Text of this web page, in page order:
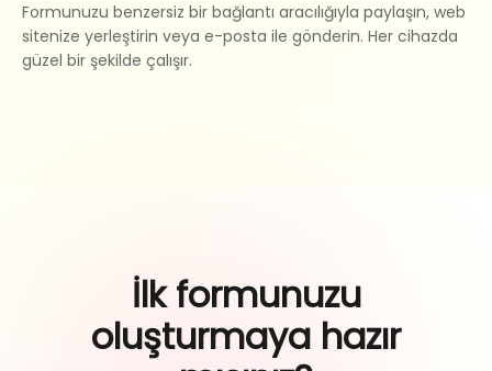
Formunuzu benzersiz bir bağlantı aracılığıyla paylaşın, web
sitenize yerleştirin veya e-posta ile gönderin. Her cihazda
güzel bir şekilde çalışır.
İlk formunuzu
oluşturmaya hazır